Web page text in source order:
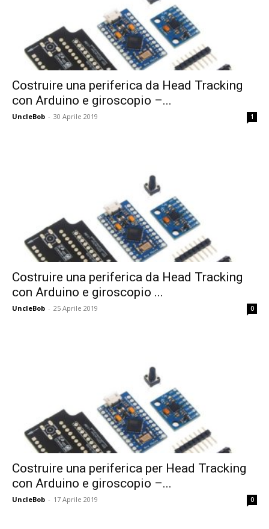
Costruire una periferica da Head Tracking
con Arduino e giroscopio –...
UncleBob - 30 Aprile 2019 1
Costruire una periferica da Head Tracking
con Arduino e giroscopio ...
UncleBob - 25 Aprile 2019 0
Costruire una periferica per Head Tracking
con Arduino e giroscopio –...
UncleBob - 17 Aprile 2019 0